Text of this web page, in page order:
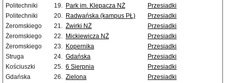
Politechniki 19. Park im. Klepacza NŻ
Przesiadki
Politechniki
20. Radwańska (kampus PŁ)
Przesiadki
Żeromskiego
21. Żwirki NŻ
Przesiadki
Żeromskiego
22. Mickiewicza NŻ
Przesiadki
Żeromskiego
23. Kopernika
Przesiadki
Struga
24. Gdańska
Przesiadki
Kościuszki
25. 6 Sierpnia
Przesiadki
Gdańska
26. Zielona
Przesiadki